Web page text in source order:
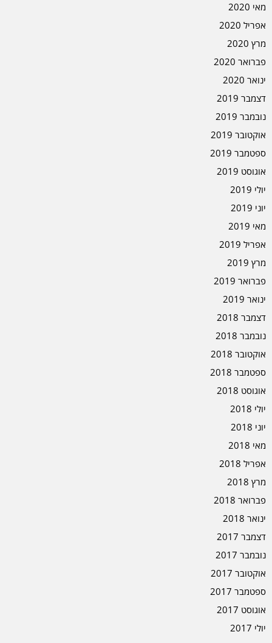
מאי 2020
אפריל 2020
מרץ 2020
פברואר 2020
ינואר 2020
דצמבר 2019
נובמבר 2019
אוקטובר 2019
ספטמבר 2019
אוגוסט 2019
יולי 2019
יוני 2019
מאי 2019
אפריל 2019
מרץ 2019
פברואר 2019
ינואר 2019
דצמבר 2018
נובמבר 2018
אוקטובר 2018
ספטמבר 2018
אוגוסט 2018
יולי 2018
יוני 2018
מאי 2018
אפריל 2018
מרץ 2018
פברואר 2018
ינואר 2018
דצמבר 2017
נובמבר 2017
אוקטובר 2017
ספטמבר 2017
אוגוסט 2017
יולי 2017